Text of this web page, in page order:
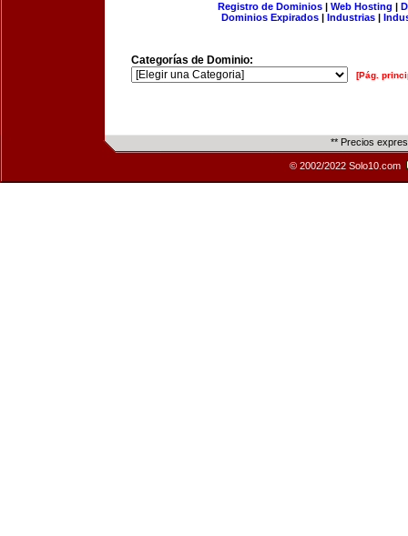
Registro de Dominios| Web Hosting |
Dominios Expirados | Industrias |
Categorías de Dominio:
[Pág.
** Precios
© 2002/2022 Solo10.com